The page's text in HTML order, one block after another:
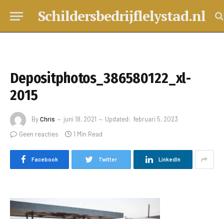
Schildersbedrijflelystad.nl
Depositphotos_386580122_xl-
2015
ByChris juni 18, 2021 Updated: februari 5, 2023
Geen reacties
1 Min Read
Facebook Twitter LinkedIn